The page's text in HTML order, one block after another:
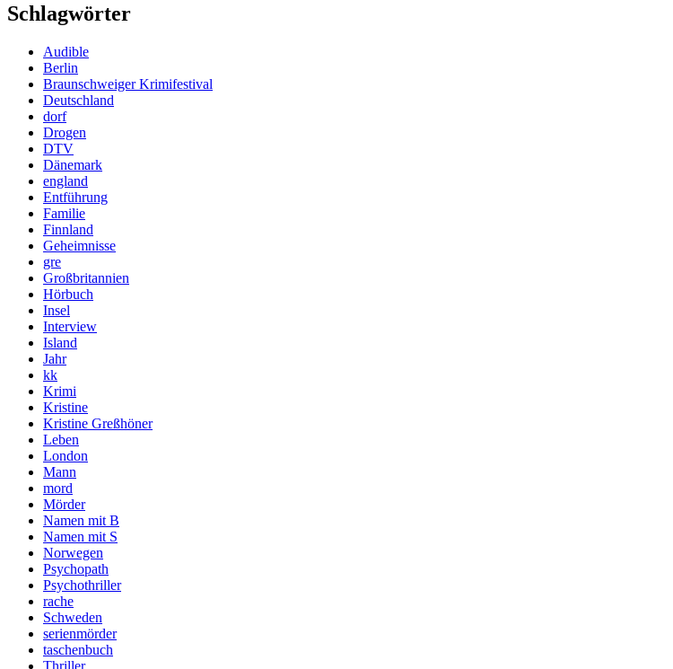
Schlagwörter
Audible
Berlin
Braunschweiger Krimifestival
Deutschland
dorf
Drogen
DTV
Dänemark
england
Entführung
Familie
Finnland
Geheimnisse
gre
Großbritannien
Hörbuch
Insel
Interview
Island
Jahr
kk
Krimi
Kristine
Kristine Greßhöner
Leben
London
Mann
mord
Mörder
Namen mit B
Namen mit S
Norwegen
Psychopath
Psychothriller
rache
Schweden
serienmörder
taschenbuch